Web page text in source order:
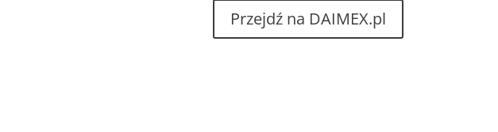
Przejdź na DAIMEX.pl